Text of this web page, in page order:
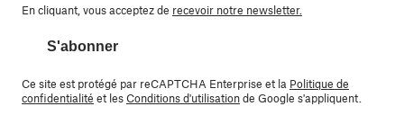
En cliquant, vous acceptez de recevoir notre newsletter.
S'abonner
Ce site est protégé par reCAPTCHA Enterprise et la Politique de
confidentialité et lesConditions d'utilisationde Google s'appliquent.